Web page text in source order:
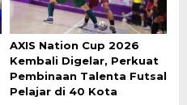
AXIS Nation Cup 2026
Kembali Digelar, Perkuat
Pembinaan Talenta Futsal
Pelajar di 40 Kota